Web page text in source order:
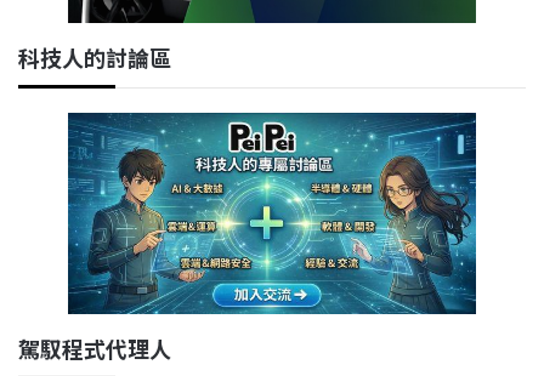
科技人的討論區
駕馭程式代理人